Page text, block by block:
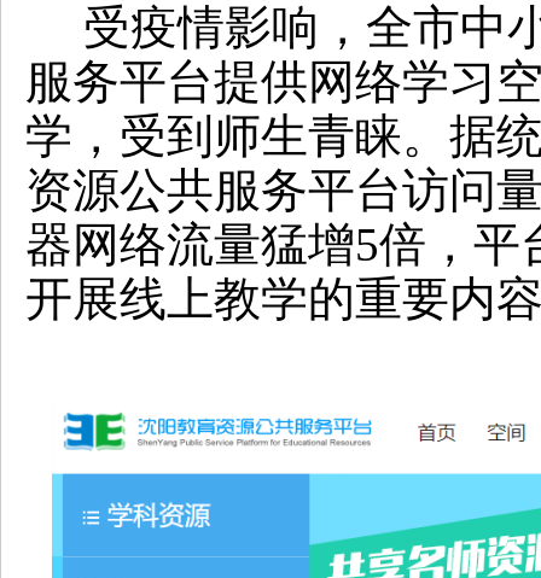
受疫情影响，全市中
服务平台提供网络学习
学，受到师生青睐。据
资源公共服务平台访问
器网络流量猛增5倍，
开展线上教学的重要内